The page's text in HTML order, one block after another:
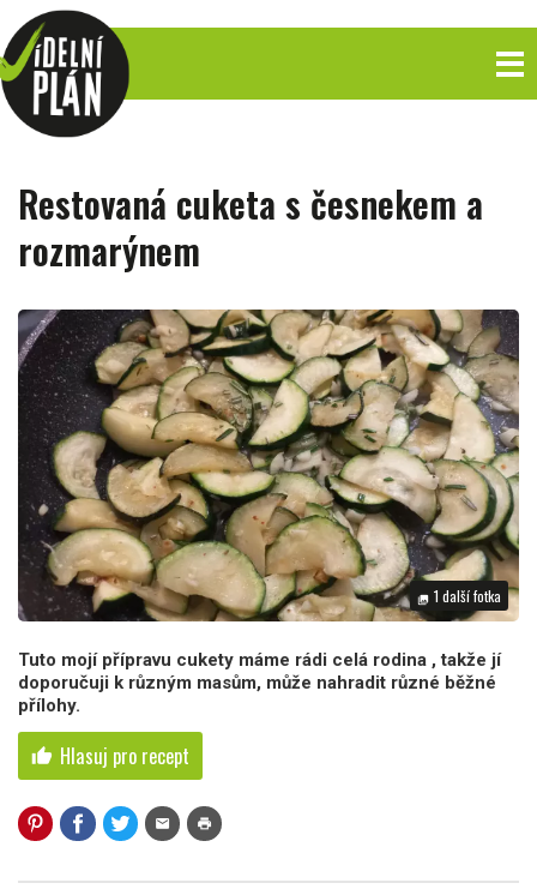
Restovaná cuketa s česnekem a
rozmarýnem
photo_library 1 další fotka
Tuto mojí přípravu cukety máme rádi celá rodina , takže jí
doporučuji k různým masům, může nahradit různé běžné
přílohy.
thumb_up Hlasuj pro recept
mail print